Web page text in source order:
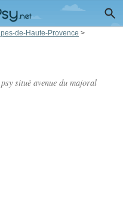
de-Haute-Provence >
situé avenue du majoral